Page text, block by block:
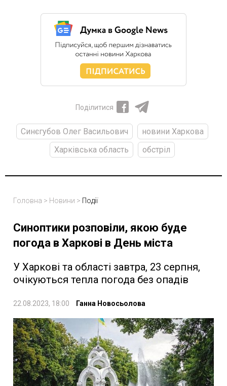
Поділитися
Синєгубов Олег Васильович
новини Харкова
Харківська область
обстріл
Головна > Новини > Події
Синоптики розповіли, якою буде
погода в Харкові в День міста
У Харкові та області завтра, 23 серпня,
очікуються тепла погода без опадів
22.08.2023, 18:00 Ганна Новосьолова